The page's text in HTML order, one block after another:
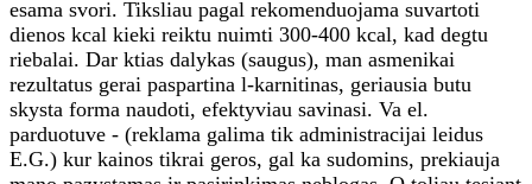
esama svori. Tiksliau pagal rekomenduojama suvartoti
dienos kcal kieki reiktu nuimti 300-400 kcal, kad degtu
riebalai. Dar ktias dalykas (saugus), man asmenikai
rezultatus gerai paspartina l-karnitinas, geriausia butu
skysta forma naudoti, efektyviau savinasi. Va el.
parduotuve - (reklama galima tik administracijai leidus
E.G.) kur kainos tikrai geros, gal ka sudomins, prekiauja